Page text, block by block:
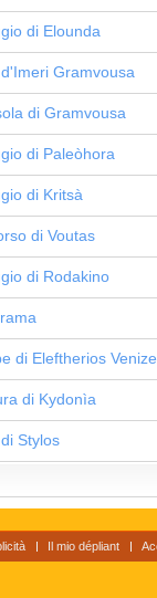
di Elounda
d'Imeri Gramvousa
di Gramvousa
di Paleòhora
di Kritsà
di Voutas
di Rodakino
di Eleftherios
di Kydonìa
Stylos
Il mio dépliant